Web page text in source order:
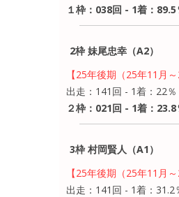
１枠：038回 - 1着：
2枠 妹尾忠幸（A2）
【25年後期（25年11月～
出走：141回 - 1着：22
２枠：021回 - 1着：
3枠 村岡賢人（A1）
【25年後期（25年11月～
出走：141回 - 1着：